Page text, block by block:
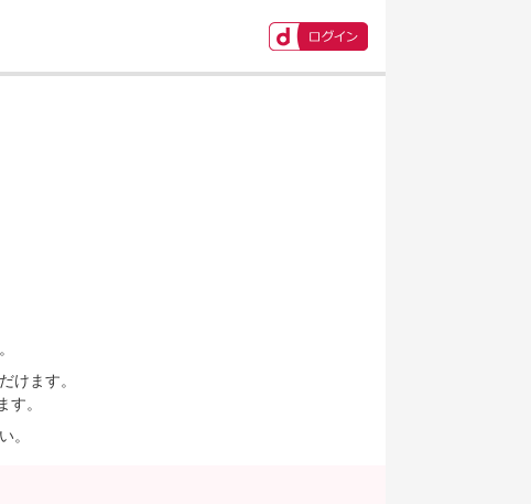
けます。
。
。